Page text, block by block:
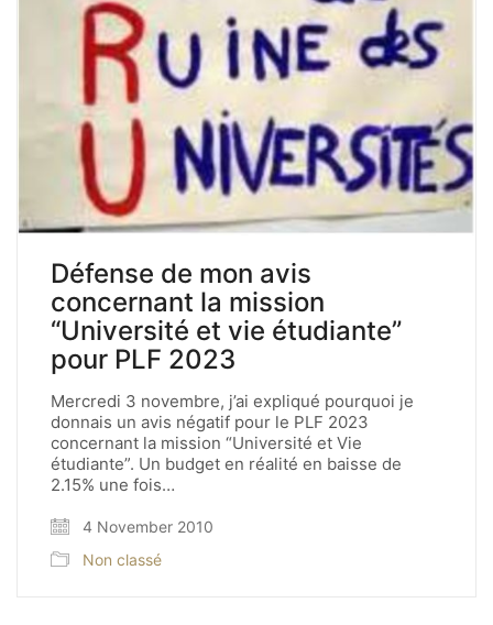
Défense de mon avis
concernant la mission
“Université et vie étudiante”
pour PLF 2023
Mercredi 3 novembre, j’ai expliqué pourquoi je
donnais un avis négatif pour le PLF 2023
concernant la mission “Université et Vie
étudiante”. Un budget en réalité en baisse de
2.15% une fois…
4 November 2010
Non classé